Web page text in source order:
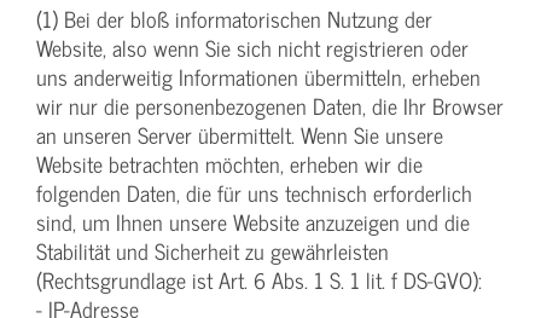
(1) Bei der bloß informatorischen Nutzung der
Website, also wenn Sie sich nicht registrieren oder
uns anderweitig Informationen übermitteln, erheben
wir nur die personenbezogenen Daten, die Ihr Browser
an unseren Server übermittelt. Wenn Sie unsere
Website betrachten möchten, erheben wir die
folgenden Daten, die für uns technisch erforderlich
sind, um Ihnen unsere Website anzuzeigen und die
Stabilität und Sicherheit zu gewährleisten
(Rechtsgrundlage ist Art. 6 Abs. 1 S. 1 lit. f DS-GVO):
- IP-Adresse